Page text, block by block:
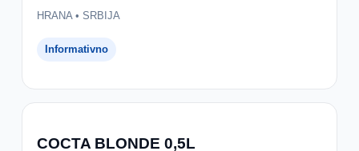
HRANA • SRBIJA
Informativno
COCTA BLONDE 0,5L